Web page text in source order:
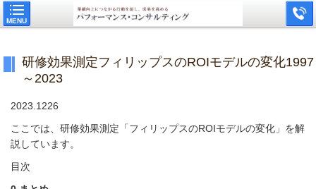
MENU
研修効果測定フィリップスのROIモデルの変化1997
～2023
2023.1226
ここでは、研修効果測定「フィリップスのROIモデルの変化」を解
説しています。
目次